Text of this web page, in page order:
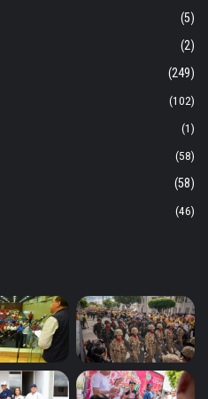
(5)
(2)
(249)
(102)
(1)
(58)
(58)
(46)